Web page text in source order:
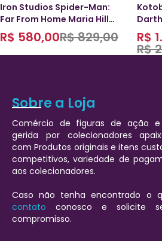
Iron Studios Spider-Man:
Far From Home Maria Hill
1/10
R$829,00
R$ 580,00
R$
R$
Sobre a Loja
Comércio de figuras de ação e
gerida por colecionadores
com Produtos originais e itens
competitivos, variedade de
aos colecionadores.
Caso não tenha encontrado o
contato conosco e solicite
compromisso.